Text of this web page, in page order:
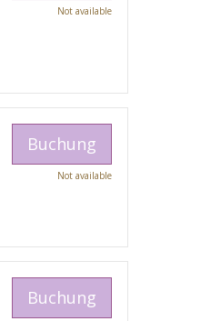
Not available
Buchung
Not available
Buchung